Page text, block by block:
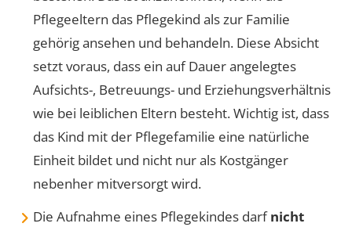
Pflegeeltern das Pflegekind als zur Familie
gehörig ansehen und behandeln. Diese Absicht
setzt voraus, dass ein auf Dauer angelegtes
Aufsichts-, Betreuungs- und Erziehungsverhältnis
wie bei leiblichen Eltern besteht. Wichtig ist, dass
das Kind mit der Pflegefamilie eine natürliche
Einheit bildet und nicht nur als Kostgänger
nebenher mitversorgt wird.
Die Aufnahme eines Pflegekindes darfnicht